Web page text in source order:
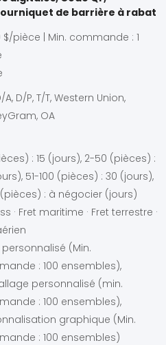
de barrière à rabat
$/pièce | Min. commande : 1
A, D/P, T/T, Western Union,
OA
: 15 (jours), 2-50 (pièces) :
51-100 (pièces) : 30 (jours),
(pièces) : à négocier (jours)
· Fret maritime · Fret terrestre ·
(Min.
: 100 ensembles),
personnalisé (min.
: 100 ensembles),
graphique (Min.
: 100 ensembles)